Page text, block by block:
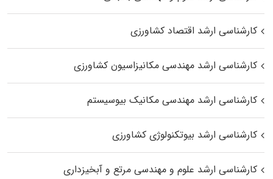
کارشناسی ارشد اقتصاد کشاورزی
کارشناسی ارشد مهندسی مکانیزاسیون کشاورزی
کارشناسی ارشد مهندسی مکانیک بیوسیستم
کارشناسی ارشد بیوتکنولوژی کشاورزی
کارشناسی ارشد علوم و مهندسی مرتع و آبخیزداری